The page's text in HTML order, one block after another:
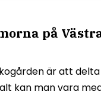
på
är att
kan man vara